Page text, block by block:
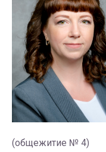
(общежитие № 4)